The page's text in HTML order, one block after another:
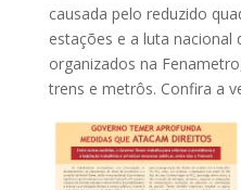
causada pelo reduzido
estações e a luta
organizados na
trens e metrôs. Confira a